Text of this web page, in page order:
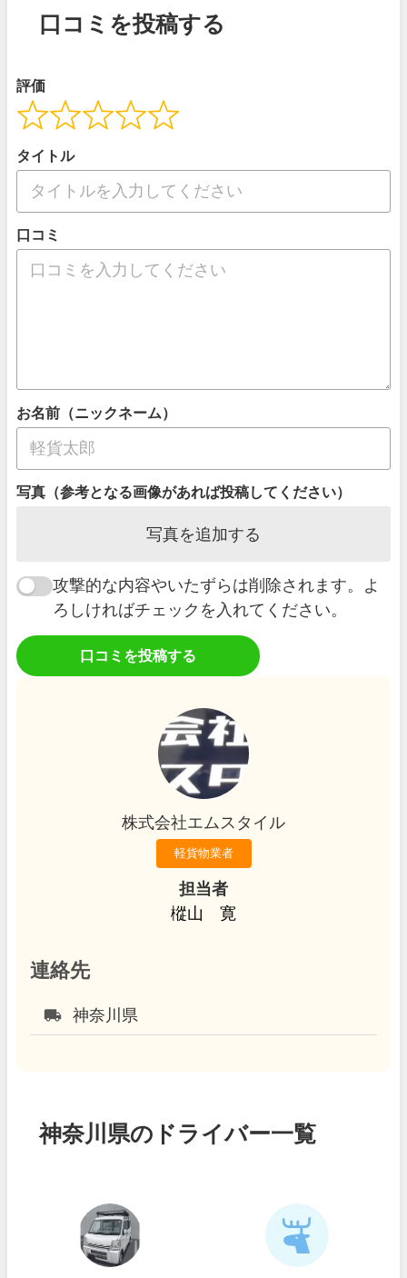
口コミを投稿する
評価
タイトル
口コミ
お名前（ニックネーム）
写真（参考となる画像があれば投稿してください）
写真を追加する
攻撃的な内容やいたずらは削除されます。よ
ろしければチェックを入れてください。
口コミを投稿する
株式会社エムスタイル
軽貨物業者
担当者
樅山 寛
連絡先
local_shipping 神奈川県
神奈川県のドライバー一覧